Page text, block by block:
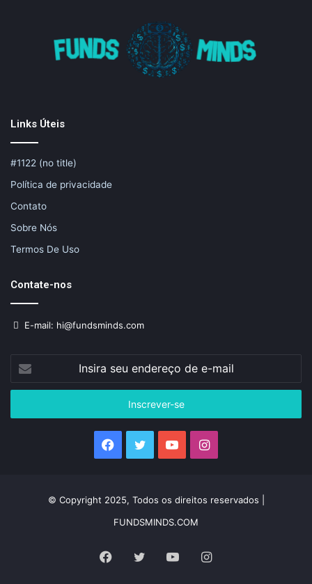
Links Úteis
#1122 (no title)
Política de privacidade
Contato
Sobre Nós
Termos De Uso
Contate-nos
E-mail: hi@fundsminds.com
Insira
seu
endereço
e-
Facebook
Twitter YouTubeInstagram
© Copyright 2025, Todos os direitos reservados |
FUNDSMINDS.COM
Facebook
Twitter YouTubeInstagram